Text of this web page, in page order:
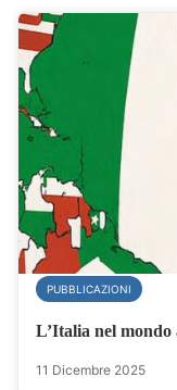
PUBBLICAZIONI
L’Italia nel mondo
11 Dicembre 2025